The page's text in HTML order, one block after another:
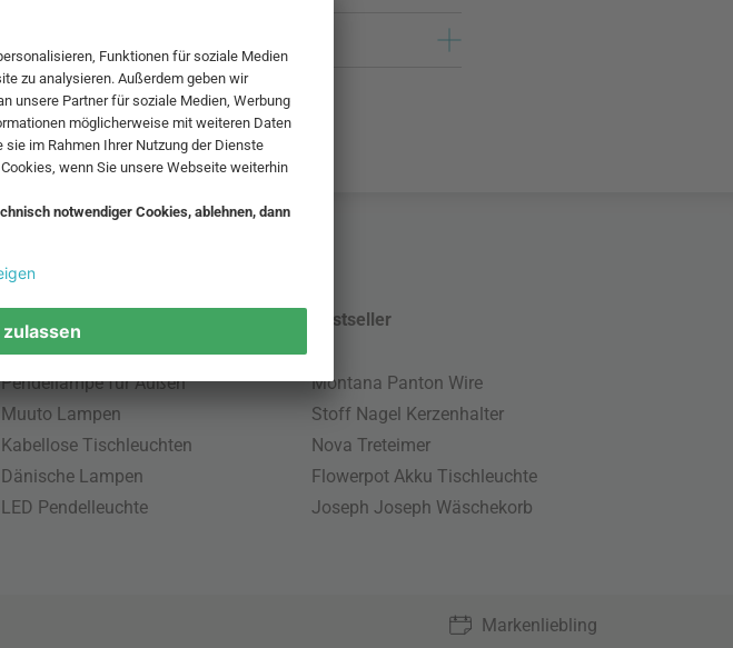
Beliebte Leuchten
Pendellampe für Außen
Muuto Lampen
Kabellose Tischleuchten
Dänische Lampen
LED Pendelleuchte
Bestseller
Montana Panton Wire
Stoff Nagel Kerzenhalter
Nova Treteimer
Flowerpot Akku Tischleuchte
Joseph Joseph Wäschekorb
Markenliebling